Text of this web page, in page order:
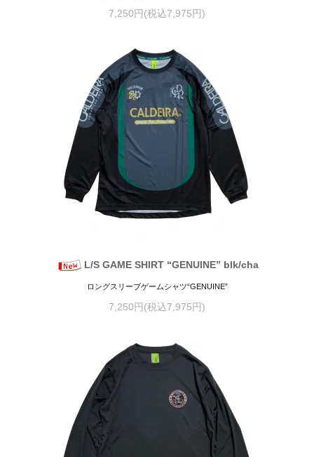
7,250円(税込7,975円)
L/S GAME SHIRT “GENUINE” blk/cha
ロングスリーブゲームシャツ“GENUINE”
7,250円(税込7,975円)